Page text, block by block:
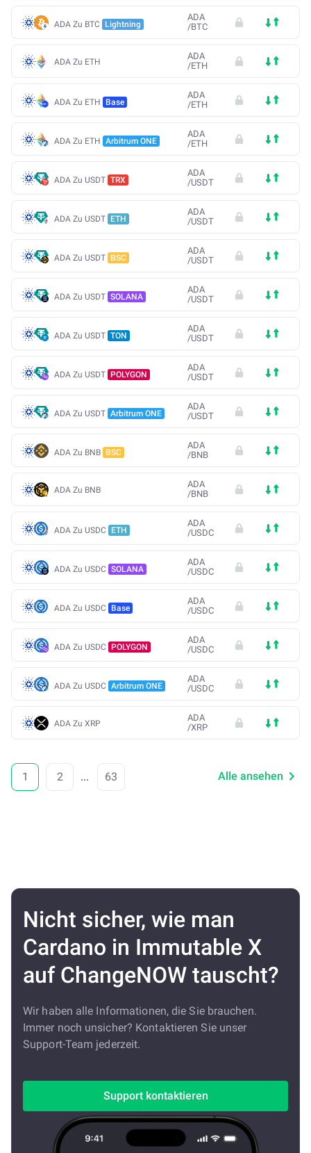
ADA Zu BTC Lightning
ADA
/BTC
ADA Zu ETH
ADA
/ETH
ADA Zu ETH Base
ADA
/ETH
ADA Zu ETH Arbitrum ONE
ADA
/ETH
ADA Zu USDT TRX
ADA
/USDT
ADA Zu USDT ETH
ADA
/USDT
ADA Zu USDT BSC
ADA
/USDT
ADA Zu USDT SOLANA
ADA
/USDT
ADA Zu USDT TON
ADA
/USDT
ADA Zu USDT POLYGON
ADA
/USDT
ADA Zu USDT Arbitrum ONE
ADA
/USDT
ADA Zu BNB BSC
ADA
/BNB
ADA Zu BNB
ADA
/BNB
ADA Zu USDC ETH
ADA
/USDC
ADA Zu USDC SOLANA
ADA
/USDC
ADA Zu USDC Base
ADA
/USDC
ADA Zu USDC POLYGON
ADA
/USDC
ADA Zu USDC Arbitrum ONE
ADA
/USDC
ADA Zu XRP
ADA
/XRP
1 2 ... 63 Alle ansehen
Nicht sicher, wie man
Cardano in Immutable X
auf ChangeNOW tauscht?
Wir haben alle Informationen, die Sie brauchen.
Immer noch unsicher? Kontaktieren Sie unser
Support-Team jederzeit.
Support kontaktieren